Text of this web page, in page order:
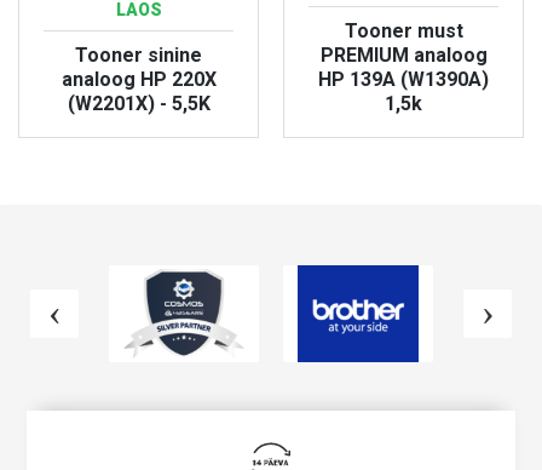
LAOS
Tooner sinine
analoog HP 220X
(W2201X) - 5,5K
Tooner must
PREMIUM analoog
HP 139A (W1390A)
1,5k